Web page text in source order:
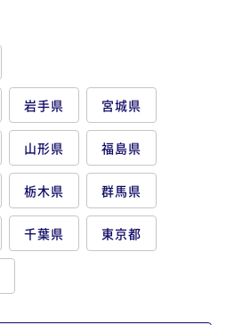
岩手県 宮城県
山形県 福島県
栃木県 群馬県
千葉県 東京都